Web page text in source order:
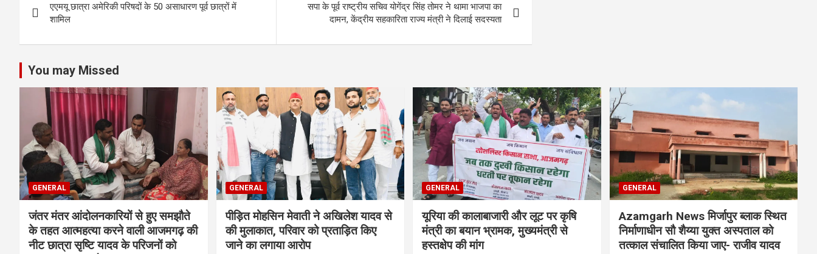
navigation
एएमयू छात्रा अमेरिकी परिषदों के 50 असाधारण पूर्व छात्रों में
शामिल
सपा के पूर्व राष्ट्रीय सचिव योगेंद्र सिंह तोमर ने थामा भाजपा का
दामन, केंद्रीय सहकारिता राज्य मंत्री ने दिलाई सदस्यता
You may Missed
GENERAL
जंतर मंतर आंदोलनकारियों से हुए समझौते
के तहत आत्महत्या करने वाली आजमगढ़ की
नीट छात्रा सृष्टि यादव के परिजनों को
GENERAL
पीड़ित मोहसिन मेवाती ने अखिलेश यादव से
की मुलाकात, परिवार को प्रताड़ित किए
जाने का लगाया आरोप
GENERAL
यूरिया की कालाबाजारी और लूट पर कृषि
मंत्री का बयान भ्रामक, मुख्यमंत्री से
हस्तक्षेप की मांग
GENERAL
Azamgarh News मिर्जापुर ब्लाक स्थित
निर्माणाधीन सौ शैय्या युक्त अस्पताल को
तत्काल संचालित किया जाए- राजीव यादव